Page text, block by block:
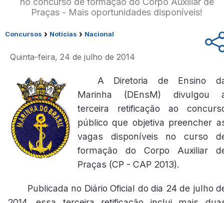
Praças - Mais oportunidades disponíveis!
Concursos › Notícias › Nacional
Quinta-feira, 24 de julho de 2014
A Diretoria de Ensino
Marinha (DEnsM) divulgou
terceira retificação ao
público que objetiva preencher
vagas disponíveis no curso
formação do Corpo Auxiliar
Praças (CP - CAP 2013).
Publicada no Diário Oficial do dia 24 de julho